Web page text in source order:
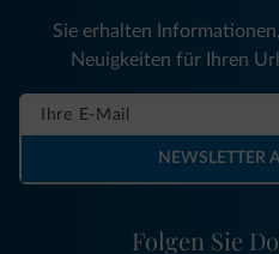
Folgen Sie
Sie erhalten
Neuigkeiten für Ihren
NEWSLETTER